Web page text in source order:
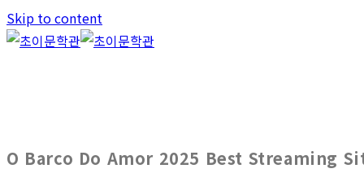
Skip to content
O Barco Do Amor 2025 Best Streaming